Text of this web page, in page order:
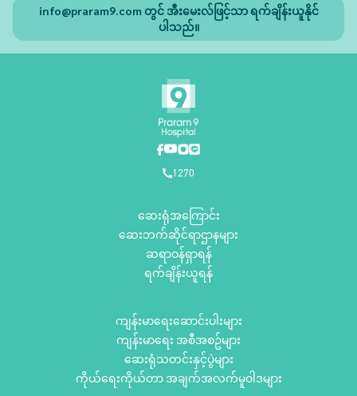
info@praram9.comတွင် အီးမေးလ်ဖြင့်သာ ရက်ချိန်းယူနိုင်
ပါသည်။
1270
ဆေးရုံအကြောင်း
ဆေးဘက်ဆိုင်ရာဌာနများ
ဆရာဝန်ရှာရန်
ရက်ချိန်းယူရန်
ကျန်းမာရေးဆောင်းပါးများ
ကျန်းမာရေး အစီအစဥ်များ
ဆေးရုံသတင်းနှင့်ပွဲများ
ကိုယ်ရေးကိုယ်တာ အချက်အလက်မူဝါဒများ